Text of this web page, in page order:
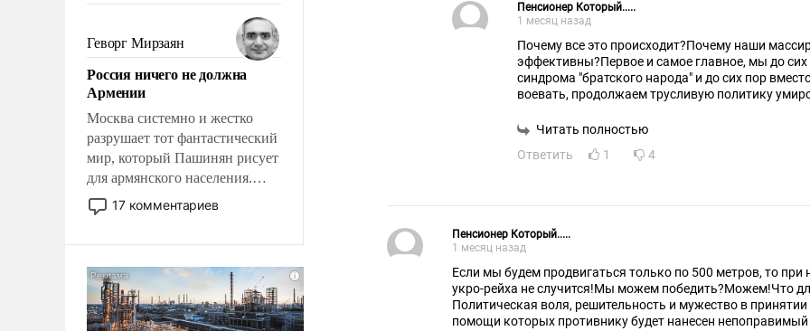
Сложившаяся ситуация
означает многолетний период
уязвимости США, например,
перед Китаем.
Геворг Мирзаян
Россия ничего не должна
Армении
Москва системно и жестко
разрушает тот фантастический
мир, который Пашинян рисует
для армянского населения.
Мир, где политические
прожекты будут безусловно
налогоплательщиков и где
Еревану за свои поступки не
нужно отвечать.
17 комментариев
логично и контрпродуктивно!Без работающих НПЗ
Пенсионер Который.....
1 месяц назад
Почему все это происходит?Почему наши
эффективны?Первое и самое главное, мы до сих
синдрома "братского народа" и до сих пор
воевать, продолжаем трусливую политику
понарошку, боясь нанести большой ущерб!Наше
переговорную позицию, приводит к ухудшению ситуации, террору и
которым укро-нацисты нас
Наш "союзник" Белоруссия боится России
потому что военный преступник и террорист
осерчают и накажут, а гейропейцы ничего не
всеми видами вооружений.Так не должно
адреса предприятий должны публиковать, а
удары!В гейропу тоже должна прийти война, они тоже должны страдать
отвечать за свои поступки !
Читать полностью
Ответить
1 4
Пенсионер Который.....
1 месяц назад
Если мы будем продвигаться только по 500 метров, то
укро-рейха не случится!Мы можем победить?Можем!Что
Политическая воля, решительность и мужество в
помощи которых противнику будет нанесен непоправимый